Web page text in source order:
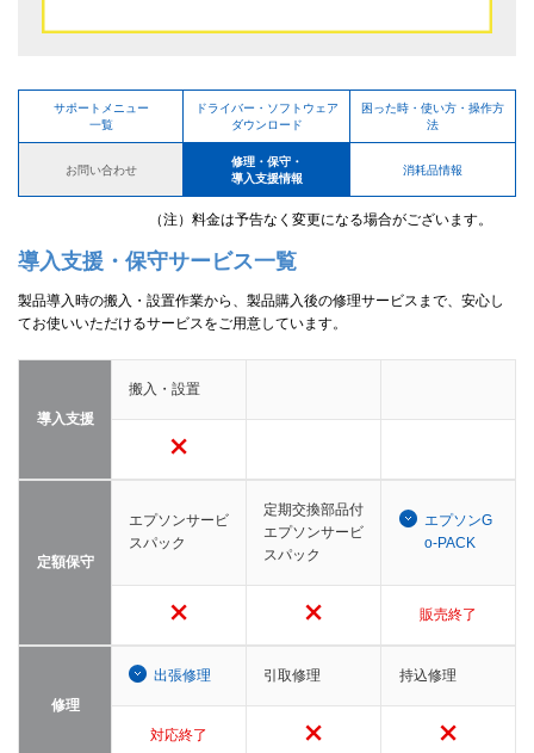
サポートメニュー
一覧
ドライバー・ソフトウェア
ダウンロード
困った時・使い方・操作方
法
お問い合わせ
修理・保守・
導入支援情報
消耗品情報
（注）料金は予告なく変更になる場合がございます。
導入支援・保守サービス一覧
製品導入時の搬入・設置作業から、製品購入後の修理サービスまで、安心し
てお使いいただけるサービスをご用意しています。
導入支援
搬入・設置
定額保守
エプソンサービ
スパック
定期交換部品付
エプソンサービ
スパック
エプソンG
o-PACK
販売終了
修理
出張修理 引取修理 持込修理
対応終了